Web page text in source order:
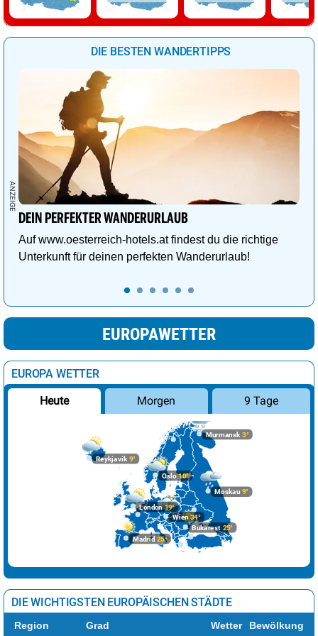
DIE BESTEN WANDERTIPPS
DEIN PERFEKTER WANDERURLAUB
Auf www.oesterreich-hotels.at findest du die richtige
Unterkunft für deinen perfekten Wanderurlaub!
EUROPAWETTER
EUROPA WETTER
Heute Morgen 9 Tage
Murmansk 3°
Wien34°
Moskau 9°
Madrid 25°
Bukarest25°
Reykjavik 9°
Oslo10°
London19°
DIE WICHTIGSTEN EUROPÄISCHEN STÄDTE
Region Grad Wetter Bewölkung